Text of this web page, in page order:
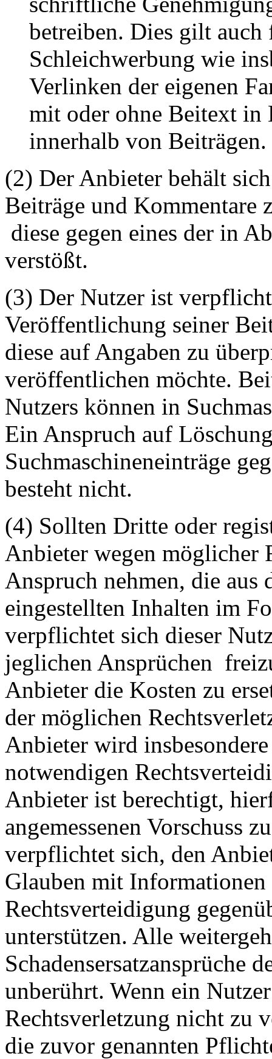
betreiben. Dies gilt auch
Schleichwerbung wie
Verlinken der eigenen
mit oder ohne Beitext in
innerhalb von Beiträgen.
(2) Der Anbieter behält
Beiträge und Kommentare
diese gegen eines der in
verstößt.
(3) Der Nutzer ist
Veröffentlichung seiner
diese auf Angaben zu
veröffentlichen möchte.
Nutzers können in
Ein Anspruch auf
Suchmaschineneinträge
besteht nicht.
(4) Sollten Dritte oder
Anbieter wegen möglicher
Anspruch nehmen, die aus
eingestellten Inhalten im
verpflichtet sich dieser
jeglichen Ansprüchen
Anbieter die Kosten zu
der möglichen
Anbieter wird
notwendigen
Anbieter ist berechtigt,
angemessenen Vorschuss
verpflichtet sich, den
Glauben mit
Rechtsverteidigung
unterstützen. Alle
Schadensersatzansprüche
unberührt. Wenn ein
Rechtsverletzung nicht zu
die zuvor genannten